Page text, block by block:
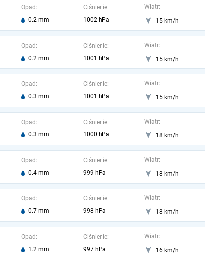
Opad:
0.2 mm
Ciśnienie:
1002 hPa
Wiatr:
15 km/h
Opad:
0.2 mm
Ciśnienie:
1001 hPa
Wiatr:
15 km/h
Opad:
0.3 mm
Ciśnienie:
1001 hPa
Wiatr:
15 km/h
Opad:
0.3 mm
Ciśnienie:
1000 hPa
Wiatr:
18 km/h
Opad:
0.4 mm
Ciśnienie:
999 hPa
Wiatr:
18 km/h
Opad:
0.7 mm
Ciśnienie:
998 hPa
Wiatr:
18 km/h
Opad:
1.2 mm
Ciśnienie:
997 hPa
Wiatr:
16 km/h